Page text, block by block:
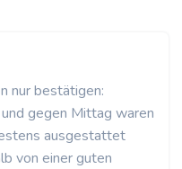
nur bestätigen:
gegen Mittag waren
ausgestattet
von einer guten